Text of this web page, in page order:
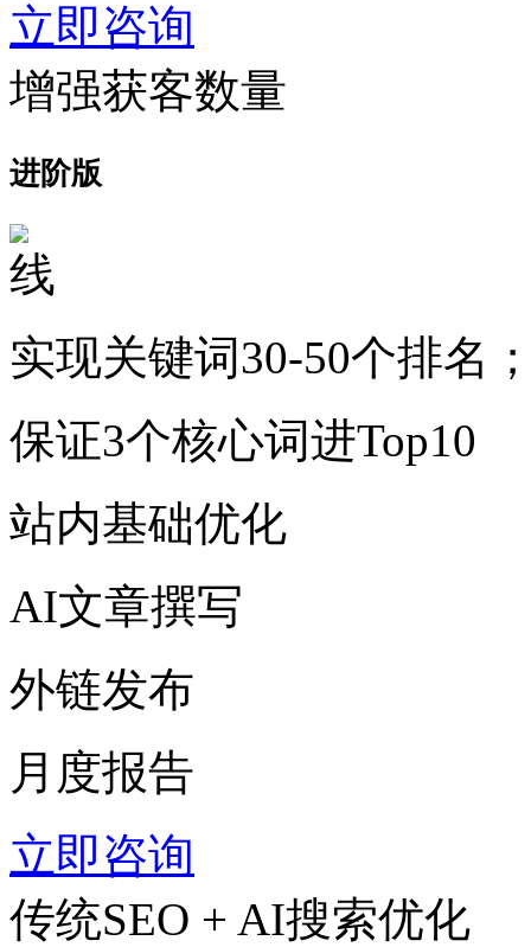
立即咨询
增强获客数量
进阶版
实现关键词30-50个排名
保证3个核心词进Top10
站内基础优化
AI文章撰写
外链发布
月度报告
立即咨询
传统SEO + AI搜索优化